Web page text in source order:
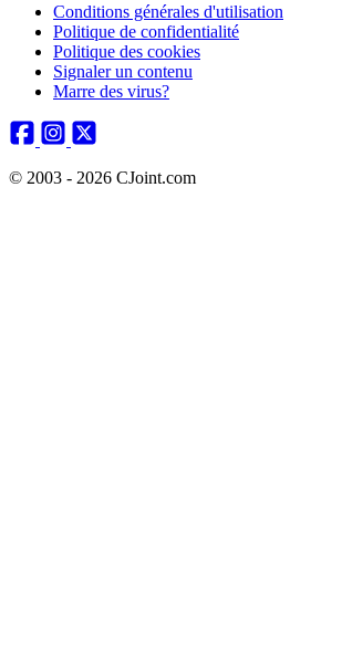
Conditions générales d'utilisation
Politique de confidentialité
Politique des cookies
Signaler un contenu
Marre des virus?
© 2003 - 2026 CJoint.com